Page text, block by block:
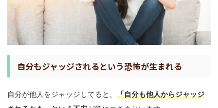
自分もジャッジされるという恐怖が生まれる
自分が他人をジャッジしてると、 「自分も他人からジャッジ